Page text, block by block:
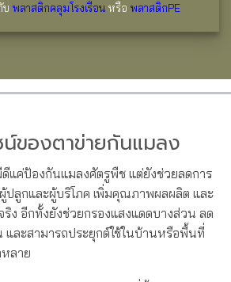
บ พลาสติกคลุมโรงเรือน หรือ พลาสติกPE
น์ของตาข่ายกันแมลง
แค่ป้องกันแมลงศัตรูพืช แต่ยังช่วยลดการ
ปลูกและผู้บริโภค เพิ่มคุณภาพผลผลิต และ
ริง อีกทั้งยังช่วยกรองแสงแดดบางส่วน ลด
และสามารถประยุกต์ใช้ในบ้านหรือพื้นที่
หลาย